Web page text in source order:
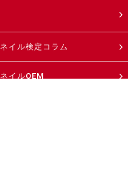
ネイル検定コラム
ネイルOEM